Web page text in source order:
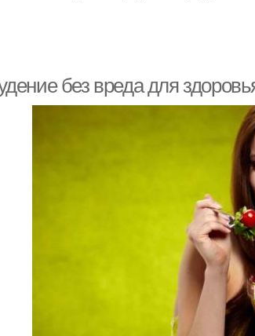
без вреда для